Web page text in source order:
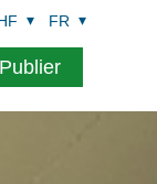
Publier
FR